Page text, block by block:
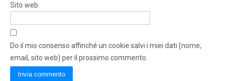
Sito web
Do il mio consenso affinché un cookie salvi i miei dati (nome,
email, sito web) per il prossimo commento.